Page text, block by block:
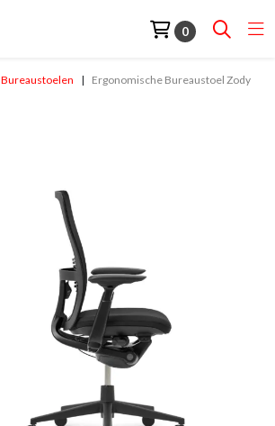
0
Bureaustoelen Ergonomische Bureaustoel Zody